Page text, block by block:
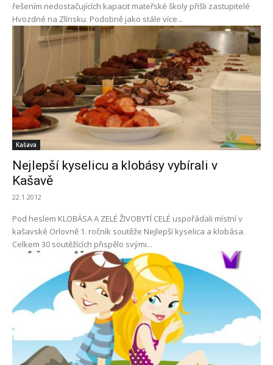
řešením nedostačujících kapacit mateřské školy přišli zastupitelé
Hvozdné na Zlínsku. Podobně jako stále více...
Kašava
Nejlepší kyselicu a klobásy vybírali v
Kašavě
22.1.2012
Pod heslem KLOBÁSA A ZELÉ ŽIVOBYTÍ CELÉ uspořádali místní v
kašavské Orlovně 1. ročník soutěže Nejlepší kyselica a klobása.
Celkem 30 soutěžících přispělo svými...